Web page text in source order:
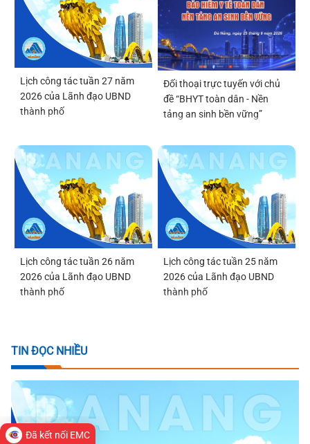
Lịch công tác tuần 27 năm
2026 của Lãnh đạo UBND
thành phố
Đối thoại trực tuyến với chủ
đề “BHYT toàn dân - Nền
tảng an sinh bền vững”
Lịch công tác tuần 26 năm
2026 của Lãnh đạo UBND
thành phố
Lịch công tác tuần 25 năm
2026 của Lãnh đạo UBND
thành phố
TIN ĐỌC NHIỀU
Đã kết nối EMC